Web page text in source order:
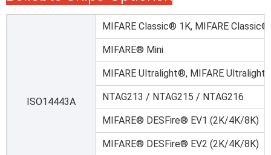
ISO14443A
MIFARE Classic® 1K, MIFARE
MIFARE® Mini
MIFARE Ultralight®, MIFARE
NTAG213 / NTAG215 / NTAG216
MIFARE® DESFire® EV1 (2K/4K/8K)
MIFARE® DESFire® EV2 (2K/4K/8K)